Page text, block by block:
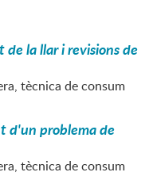
la llar i revisions de
tècnica de consum
d'un problema de
tècnica de consum